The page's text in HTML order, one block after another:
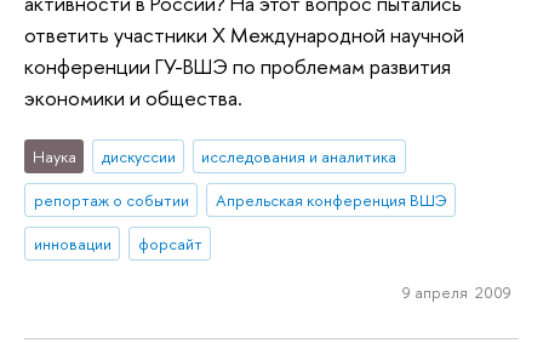
ответить участники Х Международной научной
конференции ГУ-ВШЭ по проблемам развития
экономики и общества.
Наука дискуссии
исследования и аналитика
репортаж о событии
Апрельская конференция ВШЭ
инновации
форсайт
9 апреля 2009